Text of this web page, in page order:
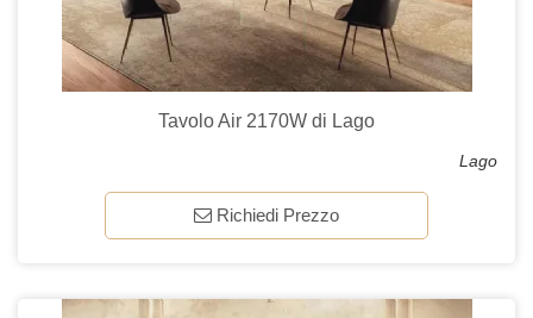
Tavolo Air 2170W di Lago
Lago
Richiedi Prezzo